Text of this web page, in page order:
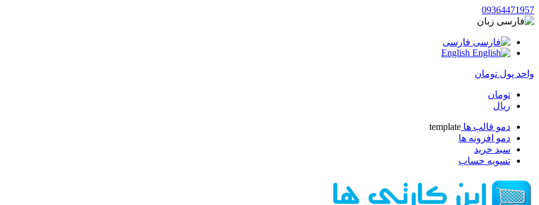
09364471957
زبان
فارسی
واحد پول تومان
تومان
ریال
دمو قالب ها template
دمو افزونه ها
سبد خرید
تسویه حساب